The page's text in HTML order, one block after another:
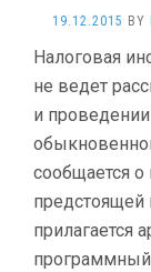
19.12.2015 BY
Налоговая
не ведет
и
сообщается
прилагается
программный